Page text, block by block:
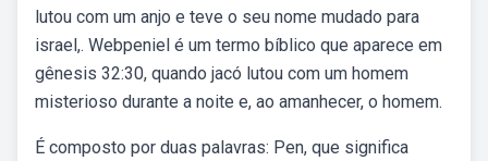
lutou com um anjo e teve o seu nome mudado para
israel,. Webpeniel é um termo bíblico que aparece em
gênesis 32:30, quando jacó lutou com um homem
misterioso durante a noite e, ao amanhecer, o homem.
É composto por duas palavras: Pen, que significa